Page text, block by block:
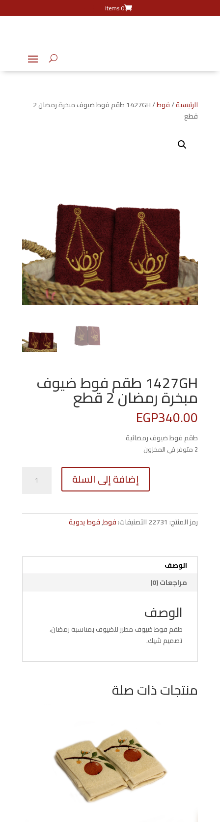
0 Items
الرئيسية/فوط
/ 1427GH طقم فوط ضيوف مبخرة رمضان 2
قطع
1427GH طقم فوط ضيوف
مبخرة رمضان 2 قطع
EGP340.00
طقم فوط ضيوف رمضانية
2 متوفر في المخزون
1427GH
ضيوف
إضافة إلى السلة
رمز المنتج: 22731التصنيفات:فوط,فوط يدوية
الوصف
مراجعات (0)
الوصف
طقم فوط ضيوف مطرز للضيوف بمناسبة رمضان،
تصميم شيك.
منتجات ذات صلة